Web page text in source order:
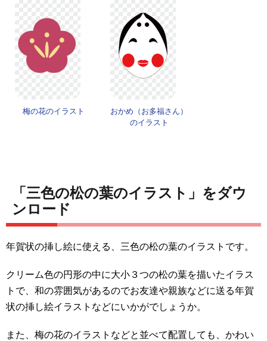
梅の花のイラスト
おかめ（お多福さん）
のイラスト
「三色の松の葉のイラスト」をダウ
ンロード
年賀状の挿し絵に使える、三色の松の葉のイラストです。
クリーム色の円形の中に大小３つの松の葉を描いたイラス
トで、和の雰囲気があるのでお友達や親族などに送る年賀
状の挿し絵イラストなどにいかがでしょうか。
また、梅の花のイラストなどと並べて配置しても、かわい